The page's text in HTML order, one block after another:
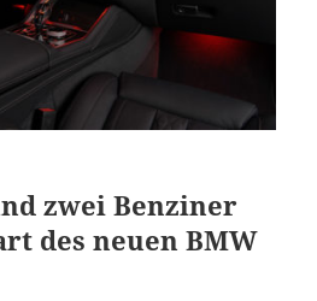
zwei Benziner
des neuen BMW